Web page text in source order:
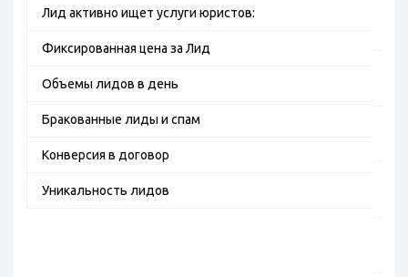
Лид активно ищет услуги юристов:
Фиксированная цена за Лид
Объемы лидов в день
Бракованные лиды и спам
Конверсия в договор
Уникальность лидов